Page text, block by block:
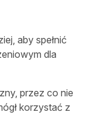
aby spełnić
dla
przez co nie
korzystać z